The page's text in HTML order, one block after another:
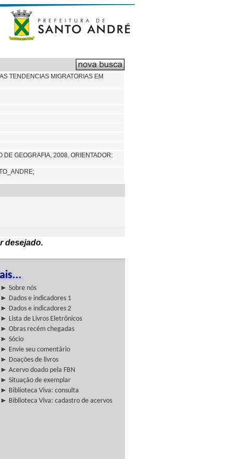
TENDENCIAS MIGRATORIAS EM
DE GEOGRAFIA, 2008. ORIENTADOR:
desejado.
► Sobre nós
► Dados e indicadores 1
► Dados e indicadores 2
► Lista de Livros Eletrônicos
► Obras recém chegadas
► Sócio
► Envie seu comentário
► Doações de livros
► Acervo doado pela FBN
► Situação de exemplar
► Biblioteca Viva: consulta
► Biblioteca Viva: cadastro de acervos